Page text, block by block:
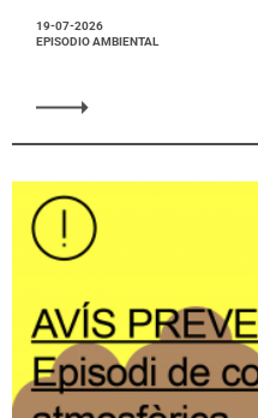
19-07-2026
EPISODIO AMBIENTAL